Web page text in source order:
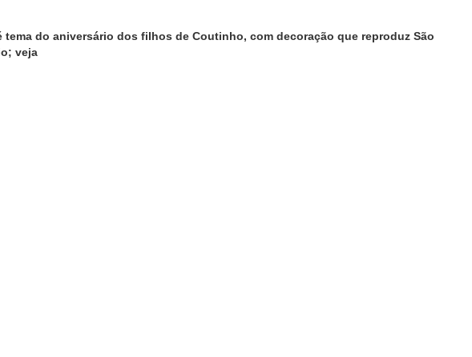
tema do aniversário dos filhos de Coutinho, com decoração que reproduz São
veja